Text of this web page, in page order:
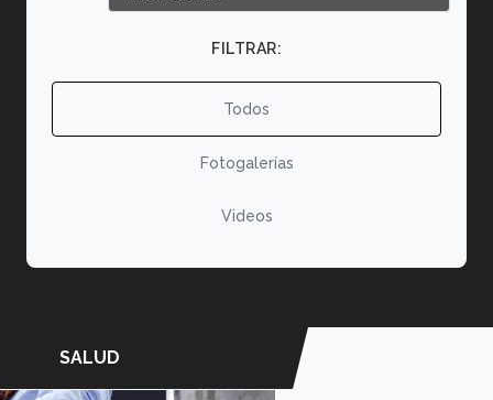
FILTRAR:
Todos
Fotogalerías
Videos
SALUD